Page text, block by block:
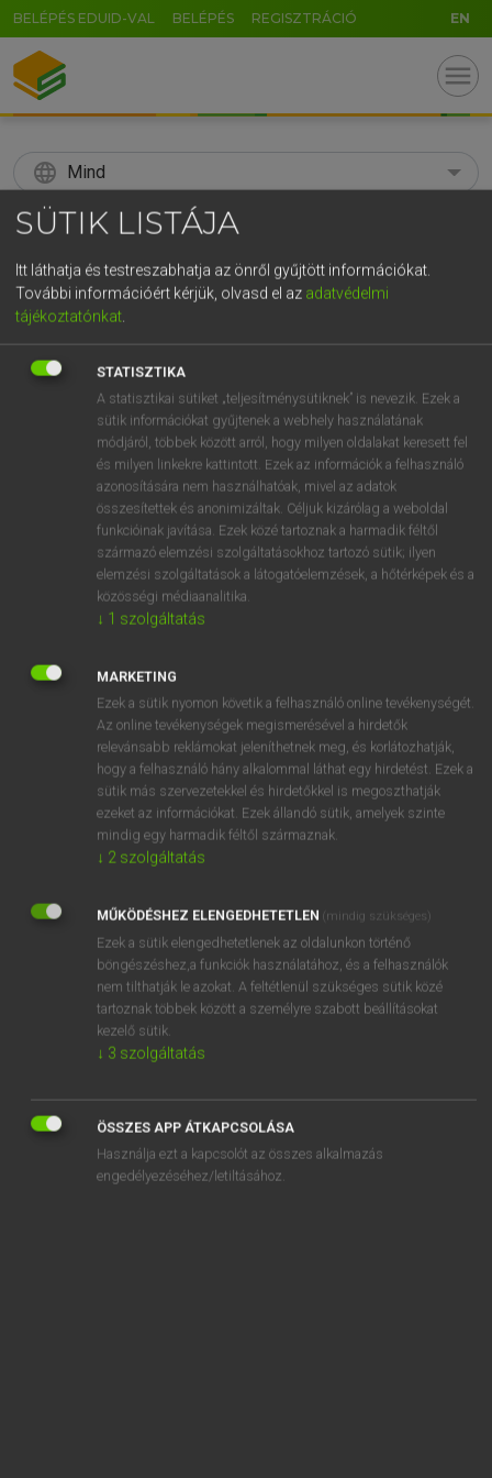
BELÉPÉS EDUID-VAL BELÉPÉS REGISZTRÁCIÓ EN
menu
language Mind
search
KERESÉS
Díjmentes angol szótár
fn házasságtörő (férfi)
⚲ adultererkeresése szótárainkban
DÍJMENTES ANGOL SZÓTÁR
adulterant
adulterate
adulteration
adulteress
SZOTAR.NET APPLIKÁCIÓ
ONLINE NYELVVIZSGA
SÜTIK LISTÁJA
Itt láthatja és testreszabhatja az önről gyűjtött információkat.
További információért kérjük, olvasd el az adatvédelmi
tájékoztatónkat
STATISZTIKA
A statisztikai sütiket „teljesítménysütiknek” is nevezik. Ezek a
sütik információkat gyűjtenek a webhely használatának
módjáról, többek között arról, hogy milyen oldalakat keresett fel
és milyen linkekre kattintott. Ezek az információk a felhasználó
azonosítására nem használhatóak, mivel az adatok
összesítettek és anonimizáltak. Céljuk kizárólag a weboldal
funkcióinak javítása. Ezek közé tartoznak a harmadik féltől
származó elemzési szolgáltatásokhoz tartozó sütik; ilyen
elemzési szolgáltatások a látogatóelemzések, a hőtérképek és a
közösségi médiaanalitika.
↓ 1 szolgáltatás
MARKETING
Ezek a sütik nyomon követik a felhasználó online tevékenységét.
Az online tevékenységek megismerésével a hirdetők
relevánsabb reklámokat jeleníthetnek meg, és korlátozhatják,
hogy a felhasználó hány alkalommal láthat egy hirdetést. Ezek a
sütik más szervezetekkel és hirdetőkkel is megoszthatják
ezeket az információkat. Ezek állandó sütik, amelyek szinte
mindig egy harmadik féltől származnak.
↓ 2 szolgáltatás
MŰKÖDÉSHEZ ELENGEDHETETLEN (mindig szükséges)
Ezek a sütik elengedhetetlenek az oldalunkon történő
böngészéshez,a funkciók használatához, és a felhasználók
nem tilthatják le azokat. A feltétlenül szükséges sütik közé
tartoznak többek között a személyre szabott beállításokat
kezelő sütik.
↓ 3 szolgáltatás
ÖSSZES APP ÁTKAPCSOLÁSA
Használja ezt a kapcsolót az összes alkalmazás
engedélyezéséhez/letiltásához.
GR
5 6 7 8 9 ö ü ó
r t z u i o p ő ú
k l ű
n m , . AltGr